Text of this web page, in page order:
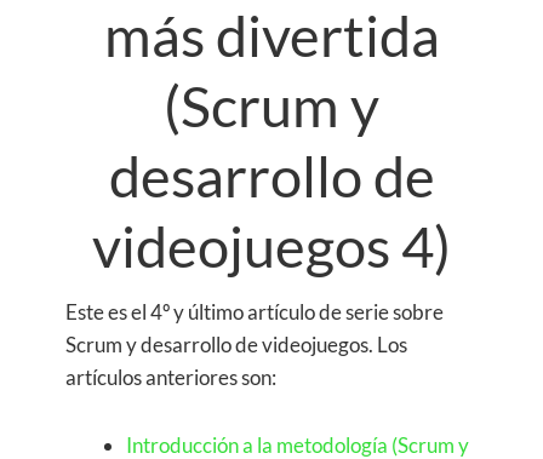
más divertida
(Scrum y
desarrollo de
videojuegos 4)
Este es el 4º y último artículo de serie sobre
Scrum y desarrollo de videojuegos. Los
artículos anteriores son:
Introducción a la metodología (Scrum y